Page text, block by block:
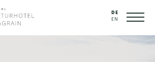
DE
EN